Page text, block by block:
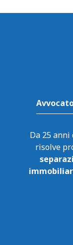
Da 25